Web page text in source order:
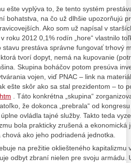
ešte vyplýva to, že tento systém
bohatstva, na čo už dlhšie upozorňujú
Ako som už napísal v
roku 2012 0,1% rodín „hore“ vlastnilo
stavu prestáva správne fungovať trhový
tvorí dopyt, nemá na kupovanie
Skupina boháčov potom presúva
vojen, viď PNAC – link na
ešte skôr ako sa stal prezidentom – to
. Táto konkrétna „skupina“
že dokonca „prebrala“ od
ovládla tajné služby. Takto teda
bola prakticky zrušená a
ako jeho podriadená jednotka.
na prežitie okliešteného kapitalizmu
odbyt zbraní nielen pre svoju armádu.